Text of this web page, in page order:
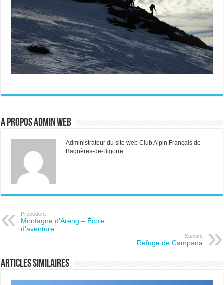
A propos Admin web
Administrateur du site web Club Alpin Français de
Bagnères-de-Bigorre
Précédent
Montagne d’Areng – École
d’aventure
Suivant
Refuge de Campana
Articles similaires